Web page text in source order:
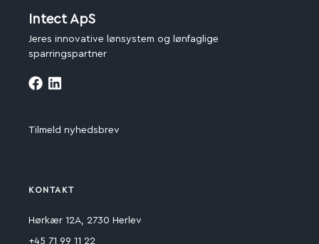
Intect ApS
Jeres innovative lønsystem og lønfaglige
sparringspartner
Tilmeld nyhedsbrev
KONTAKT
Hørkær 12A, 2730 Herlev
+45 71 99 11 22